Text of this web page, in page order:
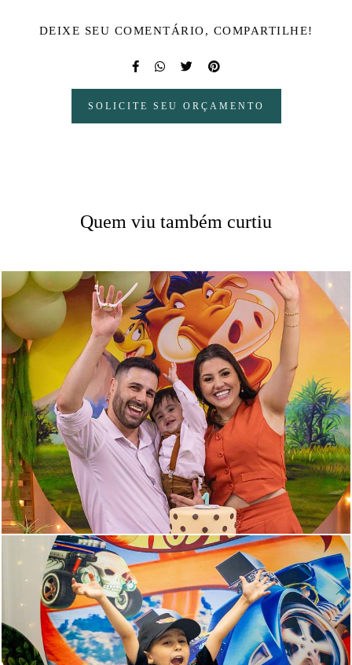
DEIXE SEU COMENTÁRIO, COMPARTILHE!
SOLICITE SEU ORÇAMENTO
Quem viu também curtiu